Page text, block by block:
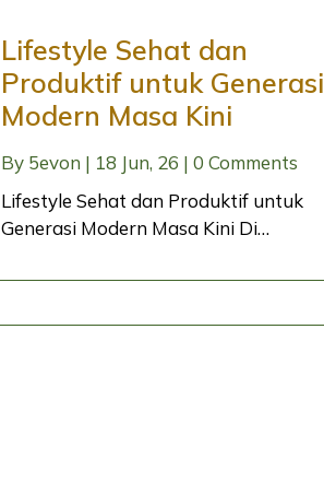
Lifestyle Sehat dan
Produktif untuk Generasi
Modern Masa Kini
By 5evon | 18 Jun, 26 | 0 Comments
Lifestyle Sehat dan Produktif untuk
Generasi Modern Masa Kini Di…